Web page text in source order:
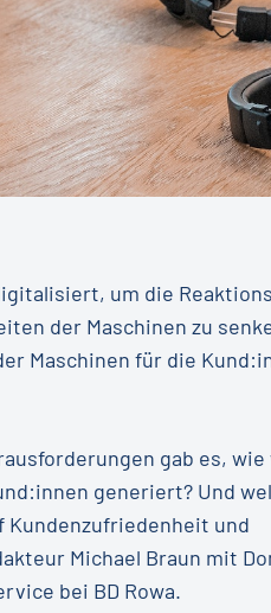
um die
der Maschinen zu
Maschinen für die
gab es,
generiert? Und
Kundenzufriedenheit und
Michael Braun mit
bei BD Rowa.